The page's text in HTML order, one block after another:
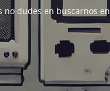
no dudes en buscarnos en